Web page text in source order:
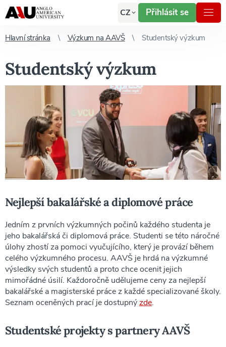
CZ Přihlásit se
Hlavní stránka Výzkum na AAVŠ Studentský výzkum
Studentský výzkum
Nejlepší bakalářské a diplomové práce
Jedním z prvních výzkumných počinů každého studenta je
jeho bakalářská či diplomová práce. Studenti se této náročné
úlohy zhostí za pomoci vyučujícího, který je provází během
celého výzkumného procesu. AAVŠ je hrdá na výzkumné
výsledky svých studentů a proto chce ocenit jejich
mimořádné úsilí. Každoročně udělujeme ceny za nejlepší
bakalářské a magisterské práce z každé specializované školy.
Seznam oceněných prací je dostupnýzde.
Studentské projekty s partnery AAVŠ